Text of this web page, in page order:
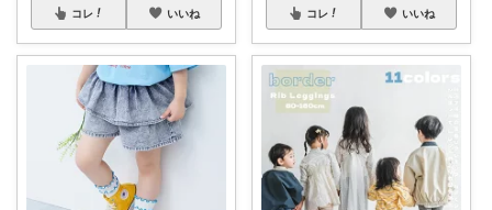
コレ いいね コレ いいね